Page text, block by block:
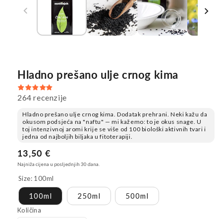
Hladno prešano ulje crnog kima
264 recenzije
Hladno prešano ulje crnog kima. Dodatak prehrani. Neki kažu da
okusom podsjeća na "naftu" — mi kažemo: to je okus snage. U
toj intenzivnoj aromi krije se više od 100 biološki aktivnih tvari i
jedna od najboljih biljaka u fitoterapiji.
Redovna
cijena
13,50 €
Najniža cijena u posljednjih 30 dana.
Size: 100ml
100ml 250ml 500ml
Količina